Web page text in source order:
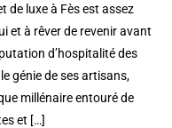
de luxe à Fès est assez
et à rêver de revenir avant
d’hospitalité des
génie de ses artisans,
millénaire entouré de
et […]